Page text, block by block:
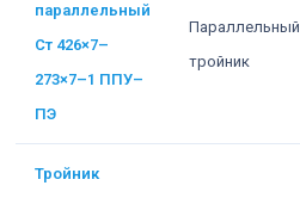
параллельный
Ст 426×7–
273×7–1 ППУ–
ПЭ
Параллельный
тройник
Тройник